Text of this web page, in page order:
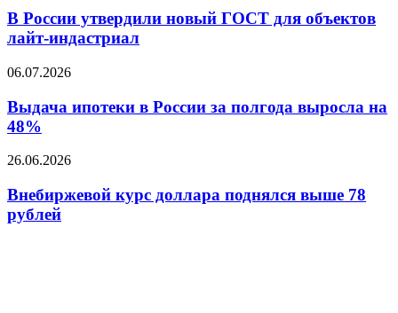
утвердили
новый
ГОСТ
объектов
индастриал
В России утвердили новый ГОСТ для объектов
лайт-индастриал
Выдача
в
России
за
выросла
48%
06.07.2026
Выдача ипотеки в России за полгода выросла на
48%
Внебиржевой
доллара
поднялся
выше
26.06.2026
Внебиржевой курс доллара поднялся выше 78
рублей